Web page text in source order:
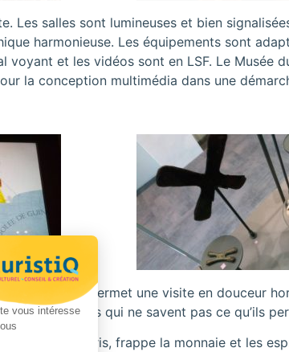
Les salles sont lumineuses et bien
harmonieuse. Les équipements sont
voyant et les vidéos sont en LSF. Le Musée
la conception multimédia dans une
préservé qui permet une visite en douceur
de touristes qui ne savent pas ce qu’ils
de Paris, frappe la monnaie et les
vous intéresse